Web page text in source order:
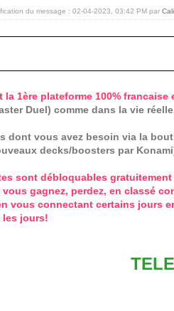
du message : 02-04-2023, 03:42 PM par
la 1ère plateforme 100%
Duel) comme dans la vie
dont vous avez besoin via la
decks/boosters par
sont débloquables
gagnez, perdez, en classé
vous connectant certains jours
les jours!